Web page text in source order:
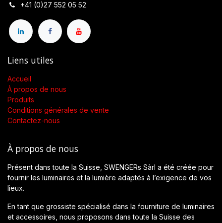
+41 (0)27 552 05 52
Liens utiles
Accueil
À propos de nous
Produits
Conditions générales de vente
Contactez-nous
À propos de nous
Présent dans toute la Suisse, SWENGERs Sàrl a été créée pour
fournir les luminaires et la lumière adaptés à l’exigence de vos
lieux.
En tant que grossiste spécialisé dans la fourniture de luminaires
et accessoires, nous proposons dans toute la Suisse des